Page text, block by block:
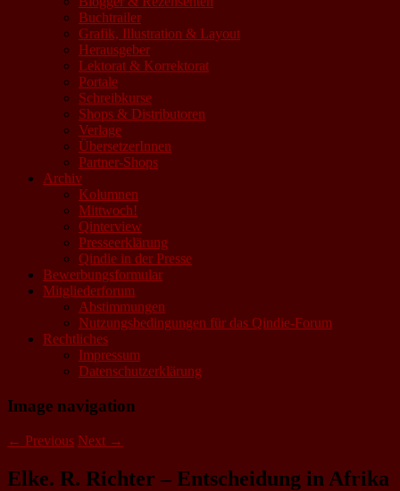
Buchtrailer
Grafik, Illustration & Layout
Herausgeber
Lektorat & Korrektorat
Portale
Schreibkurse
Shops & Distributoren
Verlage
ÜbersetzerInnen
Partner-Shops
Archiv
Kolumnen
Mittwoch!
Qinterview
Presseerklärung
Qindie in der Presse
Bewerbungsformular
Mitgliederforum
Abstimmungen
Nutzungsbedingungen für das Qindie-Forum
Rechtliches
Impressum
Datenschutzerklärung
Image navigation
← Previous Next →
Elke. R. Richter – Entscheidung in Afrika